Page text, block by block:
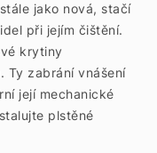
jako nová, stačí
při jejím čištění.
krytiny
Ty zabrání vnášení
její mechanické
plstěné